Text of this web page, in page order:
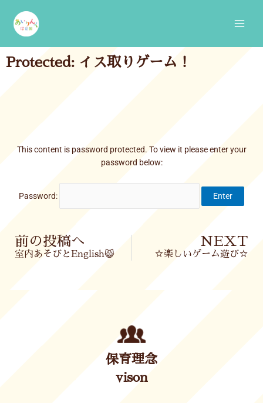
content
Protected: イス取りゲーム！
This content is password protected. To view it please enter your
password below:
Password:
Prev
前の投稿へ
室内あそびとEnglish😸
NEXT
☆楽しいゲーム遊び☆
保育理念
vison